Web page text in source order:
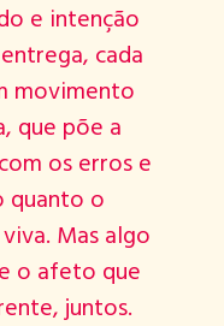
e intenção
cada
movimento
que põe a
os erros e
quanto o
Mas algo
o afeto que
juntos.